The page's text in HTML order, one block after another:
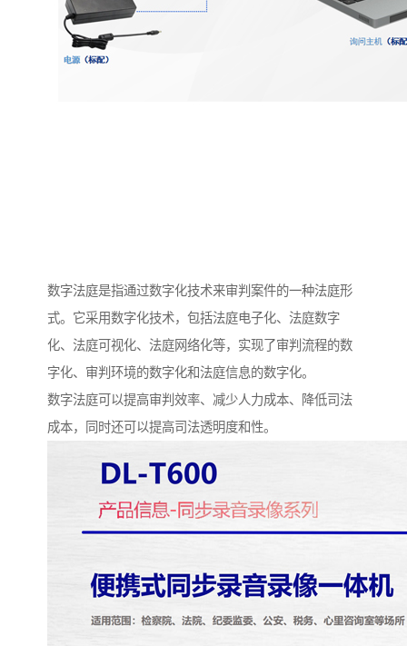
数字法庭是指通过数字化技术来审判案件的一种法庭形
式。它采用数字化技术，包括法庭电子化、法庭数字
化、法庭可视化、法庭网络化等，实现了审判流程的数
字化、审判环境的数字化和法庭信息的数字化。
数字法庭可以提高审判效率、减少人力成本、降低司法
成本，同时还可以提高司法透明度和性。